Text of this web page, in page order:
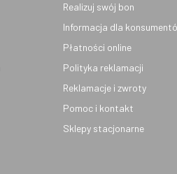
Realizuj swój bon
Informacja dla
Płatności online
Polityka reklamacji
Reklamacje i zwroty
Pomoc i kontakt
Sklepy stacjonarne